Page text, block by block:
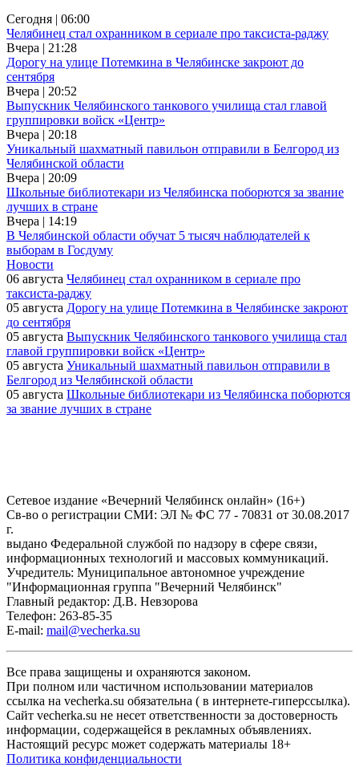
Сегодня | 06:00
Челябинец стал охранником в сериале про таксиста-раджу
Вчера | 21:28
Дорогу на улице Потемкина в Челябинске закроют до
сентября
Вчера | 20:52
Выпускник Челябинского танкового училища стал главой
группировки войск «Центр»
Вчера | 20:18
Уникальный шахматный павильон отправили в Белгород из
Челябинской области
Вчера | 20:09
Школьные библиотекари из Челябинска поборются за звание
лучших в стране
Вчера | 14:19
В Челябинской области обучат 5 тысяч наблюдателей к
выборам в Госдуму
Новости
06 августа Челябинец стал охранником в сериале про
таксиста-раджу
05 августа Дорогу на улице Потемкина в Челябинске закроют
до сентября
05 августа Выпускник Челябинского танкового училища стал
главой группировки войск «Центр»
05 августа Уникальный шахматный павильон отправили в
Белгород из Челябинской области
05 августа Школьные библиотекари из Челябинска поборются
за звание лучших в стране
Сетевое издание «Вечерний Челябинск онлайн» (16+)
Cв-во о регистрации СМИ: ЭЛ № ФС 77 - 70831 от 30.08.2017
г.
выдано Федеральной службой по надзору в сфере связи,
информационных технологий и массовых коммуникаций.
Учредитель: Муниципальное автономное учреждение
"Информационная группа "Вечерний Челябинск"
Главный редактор: Д.В. Невзорова
Телефон: 263-85-35
E-mail: mail@vecherka.su
Все права защищены и охраняются законом.
При полном или частичном использовании материалов
ссылка на vecherka.su обязательна ( в интернете-гиперссылка).
Сайт vecherka.su не несет ответственности за достоверность
информации, содержащейся в рекламных объявлениях.
Настоящий ресурс может содержать материалы 18+
Политика конфиденциальности